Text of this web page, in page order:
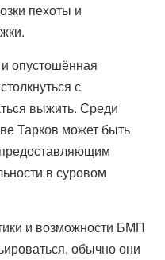
пехоты и
опустошённая
с
выжить. Среди
Тарков может быть
в суровом
и возможности БМП
обычно они